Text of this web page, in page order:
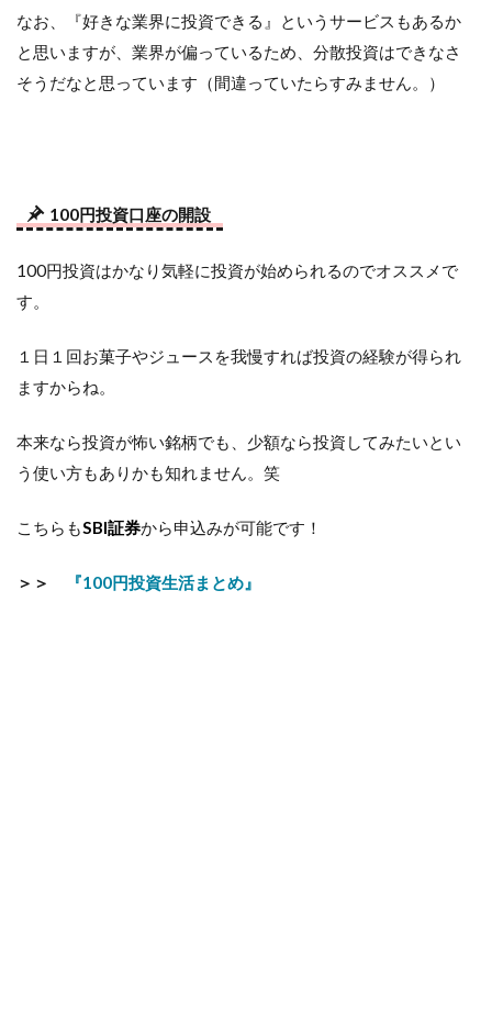
なお、『好きな業界に投資できる』というサービスもあるか
と思いますが、業界が偏っているため、分散投資はできなさ
そうだなと思っています（間違っていたらすみません。）
100円投資口座の開設
100円投資はかなり気軽に投資が始められるのでオススメで
す。
１日１回お菓子やジュースを我慢すれば投資の経験が得られ
ますからね。
本来なら投資が怖い銘柄でも、少額なら投資してみたいとい
う使い方もありかも知れません。笑
こちらもSBI証券から申込みが可能です！
＞＞ 『100円投資生活まとめ』